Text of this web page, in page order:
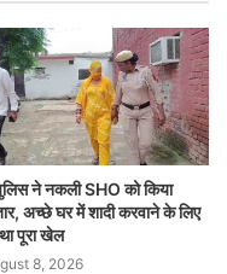
ने नकली SHO को किया
अच्छे घर में शादी करवाने के लिए
पूरा खेल
8, 2026